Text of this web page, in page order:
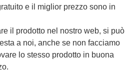
e il miglior prezzo sono in
il prodotto nel nostro web, si può
a noi, anche se non facciamo
lo stesso prodotto in buona